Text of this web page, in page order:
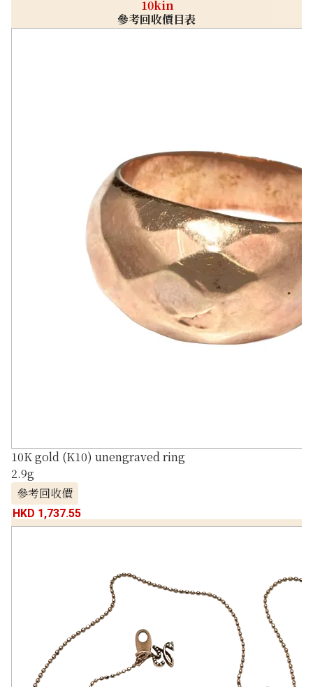
10kin
參考回收價目表
10K gold (K10) unengraved ring
2.9g
參考回收價
HKD 1,737.55